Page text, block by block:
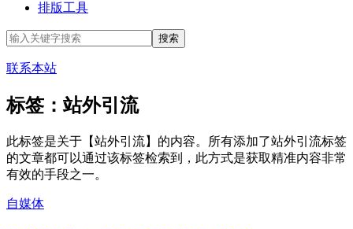
排版工具
联系本站
标签：站外引流
此标签是关于【站外引流】的内容。所有添加了站外引流标签
的文章都可以通过该标签检索到，此方式是获取精准内容非常
有效的手段之一。
自媒体